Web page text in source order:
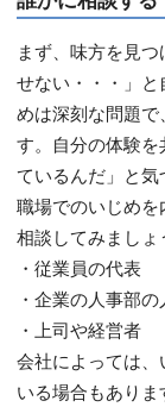
まず、味方を見
せない・・・」
めは深刻な問題
す。自分の体験
ているんだ」と気
職場でのいじめ
相談してみましょ
・従業員の代表
・企業の人事部の
・上司や経営者
会社によっては
いる場合もあり